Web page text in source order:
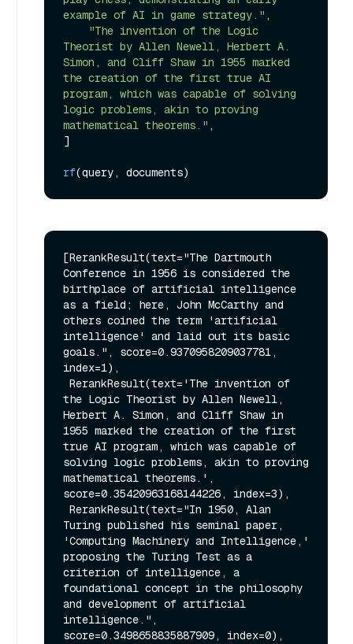
example of AI in game strategy." ,
"The invention of the Logic
Theorist by Allen Newell, Herbert A.
Simon, and Cliff Shaw in 1955 marked
the creation of the first true AI
program, which was capable of solving
logic problems, akin to proving
mathematical theorems." ,
]
rf
[RerankResult(text="The Dartmouth
Conference in 1956 is considered the
birthplace of artificial intelligence
as a field; here, John McCarthy and
others coined the term 'artificial
intelligence' and laid out its basic
goals.", score=0.9370958209037781,
index=1),
the Logic Theorist by Allen Newell,
Herbert A. Simon, and Cliff Shaw in
1955 marked the creation of the first
true AI program, which was capable of
solving logic problems, akin to proving
mathematical theorems.',
score=0.35420963168144226, index=3),
Turing published his seminal paper,
'Computing Machinery and Intelligence,'
proposing the Turing Test as a
criterion of intelligence, a
foundational concept in the philosophy
and development of artificial
intelligence.",
score=0.3498658835887909, index=0),